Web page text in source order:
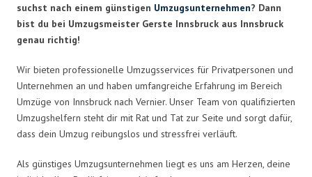
suchst nach einem günstigen Umzugsunternehmen? Dann
bist du bei Umzugsmeister Gerste Innsbruck aus Innsbruck
genau richtig!
Wir bieten professionelle Umzugsservices für Privatpersonen und
Unternehmen an und haben umfangreiche Erfahrung im Bereich
Umzüge von Innsbruck nach Vernier. Unser Team von qualifizierten
Umzugshelfern steht dir mit Rat und Tat zur Seite und sorgt dafür,
dass dein Umzug reibungslos und stressfrei verläuft.
Als günstiges Umzugsunternehmen liegt es uns am Herzen, deine